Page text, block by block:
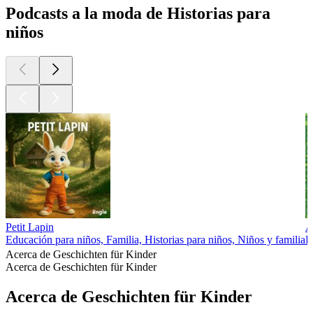
Podcasts a la moda de Historias para
niños
Petit Lapin
Educación para niños, Familia, Historias para niños, Niños y familia
Acerca de Geschichten für Kinder
Acerca de Geschichten für Kinder
Acerca de Geschichten für Kinder